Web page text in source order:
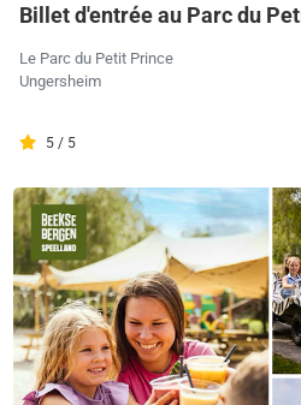
Billet d'entrée au Parc du
Le Parc du Petit Prince
Ungersheim
5 / 5